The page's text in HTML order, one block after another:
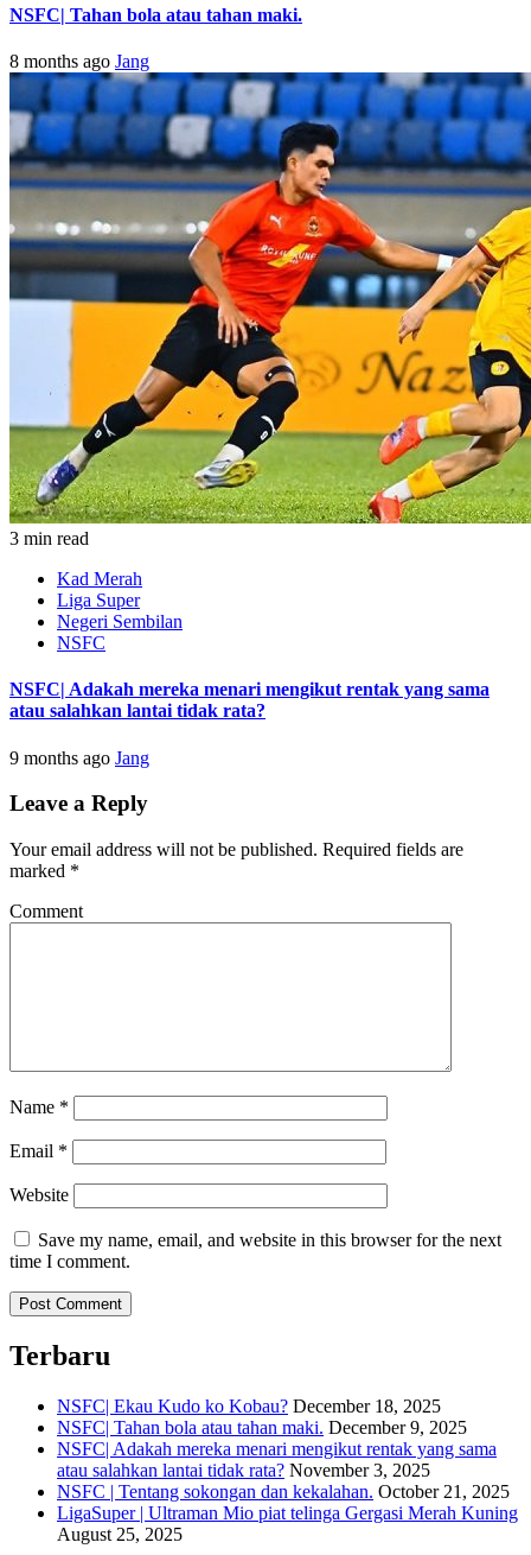
NSFC| Tahan bola atau tahan maki.
8 months ago Jang
3 min read
Kad Merah
Liga Super
Negeri Sembilan
NSFC
NSFC| Adakah mereka menari mengikut rentak yang sama
atau salahkan lantai tidak rata?
9 months ago Jang
Leave a Reply
Your email address will not be published. Required fields are
marked *
Comment
Name *
Email *
Website
Save my name, email, and website in this browser for the next
time I comment.
Terbaru
NSFC| Ekau Kudo ko Kobau? December 18, 2025
NSFC| Tahan bola atau tahan maki. December 9, 2025
NSFC| Adakah mereka menari mengikut rentak yang sama
atau salahkan lantai tidak rata? November 3, 2025
NSFC | Tentang sokongan dan kekalahan. October 21, 2025
LigaSuper | Ultraman Mio piat telinga Gergasi Merah Kuning
August 25, 2025